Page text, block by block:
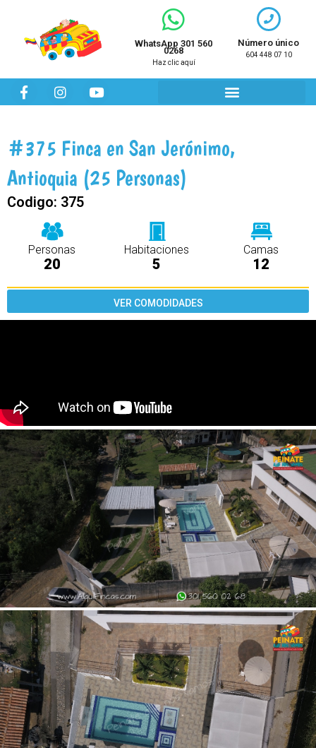
contenido
WhatsApp 301 560
0268
Haz clic aquí
Número único
604 448 07 10
F
a
b
o
k
I
n
a
g
a
m
Y
o
b
#375 Finca en San Jerónimo,
Antioquia (25 Personas)
Codigo: 375
Personas
20
Habitaciones
5
Camas
12
VER COMODIDADES